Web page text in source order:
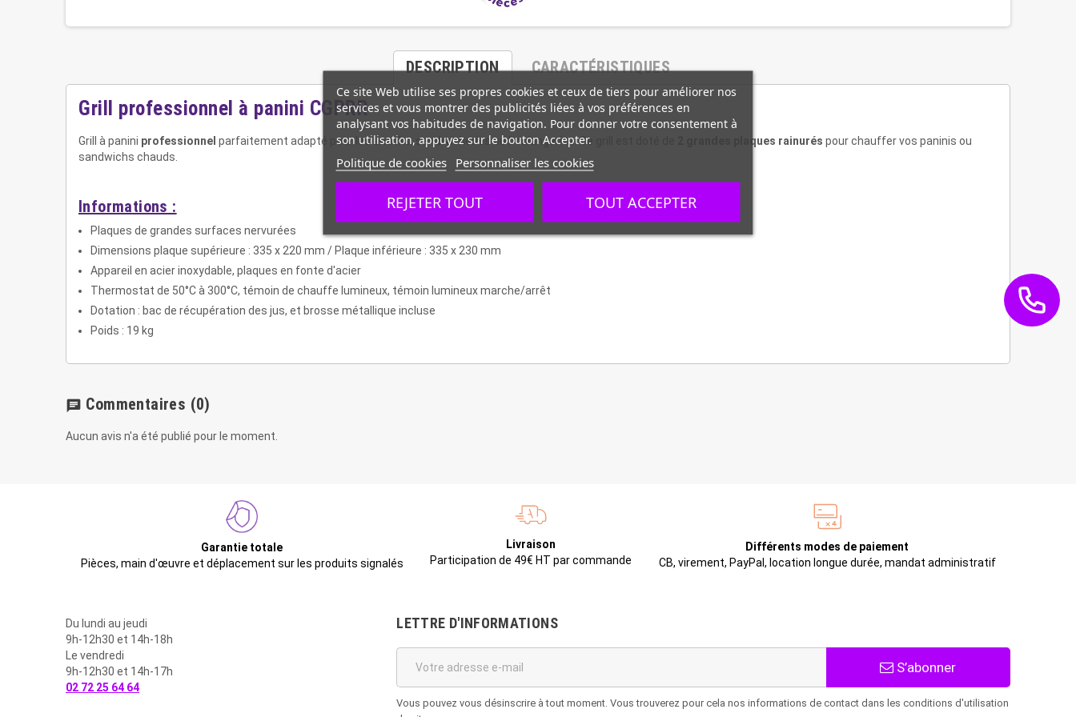
DESCRIPTION CARACTÉRISTIQUES
Grill professionnel à panini CGPRR
Grill à panini professionnel parfaitement adapté pour les snacks, sandwicheries ou boulangeries. Ce grill est doté de 2 grandes plaques rainurés pour chauffer vos paninis ou
sandwichs chauds.
Informations :
Plaques de grandes surfaces nervurées
Dimensions plaque supérieure : 335 x 220 mm / Plaque inférieure : 335 x 230 mm
Appareil en acier inoxydable, plaques en fonte d'acier
Thermostat de 50°C à 300°C, témoin de chauffe lumineux, témoin lumineux marche/arrêt
Dotation : bac de récupération des jus, et brosse métallique incluse
Poids : 19 kg
chat Commentaires (0)
Aucun avis n'a été publié pour le moment.
Garantie totale
Pièces, main d'œuvre et déplacement sur les produits signalés
Livraison
Participation de 49€ HT par commande
Différents modes de paiement
CB, virement, PayPal, location longue durée, mandat administratif
Du lundi au jeudi
9h-12h30 et 14h-18h
Le vendredi
9h-12h30 et 14h-17h
02 72 25 64 64
LETTRE D'INFORMATIONS
S’abonner
Vous pouvez vous désinscrire à tout moment. Vous trouverez pour cela nos informations de contact dans les conditions d'utilisation
Ce site Web utilise ses propres cookies et ceux de tiers pour améliorer nos
services et vous montrer des publicités liées à vos préférences en
analysant vos habitudes de navigation. Pour donner votre consentement à
son utilisation, appuyez sur le bouton Accepter.
Politique de cookies Personnaliser les cookies
REJETER TOUT TOUT ACCEPTER